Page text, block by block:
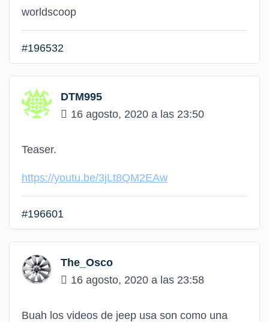
worldscoop
#196532
DTM995
16 agosto, 2020 a las 23:50
Teaser.
https://youtu.be/3jLt8QM2EAw
#196601
The_Osco
16 agosto, 2020 a las 23:58
Buah los videos de jeep usa son como una